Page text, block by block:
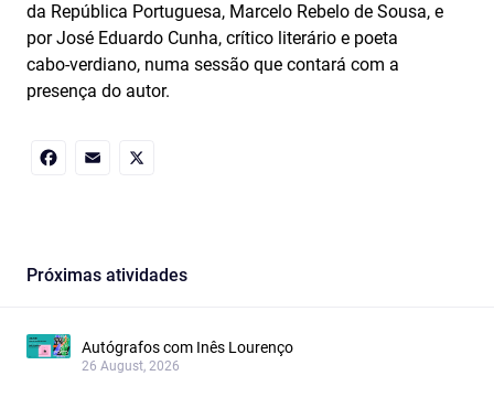
da República Portuguesa, Marcelo Rebelo de Sousa, e
por José Eduardo Cunha, crítico literário e poeta
cabo‑verdiano, numa sessão que contará com a
presença do autor.
Próximas atividades
Autógrafos com Inês Lourenço
26 August, 2026